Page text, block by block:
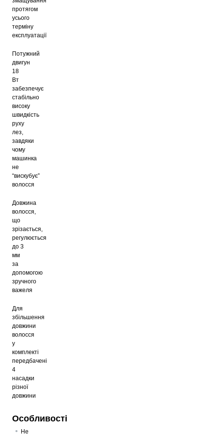
протягом
усього
терміну
експлуатації
Потужний
двигун
18
Вт
забезпечує
стабільно
високу
швидкість
руху
лез,
завдяки
чому
машинка
не
“вискубує”
волосся
Довжина
волосся,
що
зрізається,
регулюється
до 3
мм
за
допомогою
зручного
важеля
Для
збільшення
довжини
волосся
у
комплекті
передбачені
4
насадки
різної
довжини
Особливості
Не